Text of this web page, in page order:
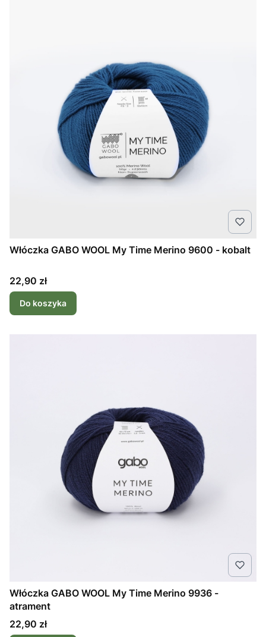
Włóczka GABO WOOL My Time Merino 9600 - kobalt
Cena
22,90 zł
Do koszyka
Włóczka GABO WOOL My Time Merino 9936 -
atrament
Cena
22,90 zł